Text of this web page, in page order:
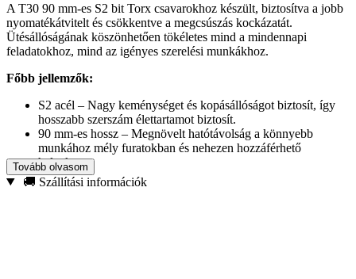
A T30 90 mm-es S2 bit Torx csavarokhoz készült, biztosítva a jobb
nyomatékátvitelt és csökkentve a megcsúszás kockázatát.
Ütésállóságának köszönhetően tökéletes mind a mindennapi
feladatokhoz, mind az igényes szerelési munkákhoz.
Főbb jellemzők:
S2 acél – Nagy keménységet és kopásállóságot biztosít, így
hosszabb szerszám élettartamot biztosít.
90 mm-es hossz – Megnövelt hatótávolság a könnyebb
munkához mély furatokban és nehezen hozzáférhető
helyeken.
Mágneses hegy – Biztonságosan tartja a csavarokat és
rögzítőelemeket, csökkentve azok leejtésének kockázatát.
Tovább olvasom
🚚 Szállítási információk